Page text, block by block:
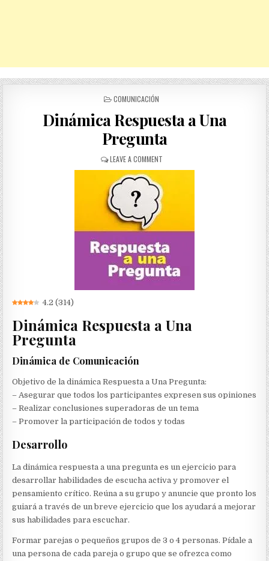
POSTED
COMUNICACIÓN
Dinámica Respuesta a Una
Pregunta
LEAVE A COMMENTON
DINÁMICA
A
UNA
PREGUNTA
4.2 (314)
Dinámica Respuesta a Una
Pregunta
Dinámica de Comunicación
Objetivo de la dinámica Respuesta a Una Pregunta:
– Asegurar que todos los participantes expresen sus opiniones
– Realizar conclusiones superadoras de un tema
– Promover la participación de todos y todas
Desarrollo
La dinámica respuesta a una pregunta es un ejercicio para
desarrollar habilidades de escucha activa y promover el
pensamiento crítico. Reúna a su grupo y anuncie que pronto los
guiará a través de un breve ejercicio que los ayudará a mejorar
sus habilidades para escuchar.
Formar parejas o pequeños grupos de 3 o 4 personas. Pídale a
una persona de cada pareja o grupo que se ofrezca como